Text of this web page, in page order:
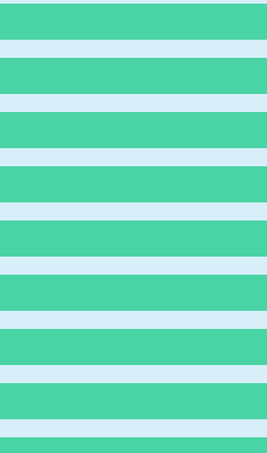
ている（積極的に負荷免疫療
出たら、魚アレルギーか？』
う！
て」
ちゃんは縦抱っこより、抱きし
方に伝えたいこと
いて
し
注意！
ザによる「耐性」とはどうい
）
から内服（プロプラノロール）
剤は必要？？
らない」という声明文（日本小
物申す
当に必要ですか？
フルーザ」について
だ？
ミルクアレルギー
？
る救急処置
のフレーズ
ド
どもたち
ついて
が来る？